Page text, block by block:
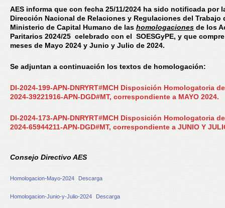
AES informa que con fecha 25/11/2024 ha sido notificada por
Dirección Nacional de Relaciones y Regulaciones del Trabajo
Ministerio de Capital Humano de las homologaciones de los
Paritarios 2024/25 celebrado con el SOESGyPE, y que
meses de Mayo 2024 y Junio y Julio de 2024.
Se adjuntan a continuación los textos de homologación:
DI-2024-199-APN-DNRYRT#MCH Disposición Homologatoria
2024-39221916-APN-DGD#MT, correspondiente a MAYO 2024.
DI-2024-173-APN-DNRYRT#MCH Disposición Homologatoria
2024-65944211-APN-DGD#MT, correspondiente a JUNIO Y
Consejo Directivo AES
Homologacion-Mayo-2024 Descarga
Homologacion-Junio-y-Julio-2024 Descarga